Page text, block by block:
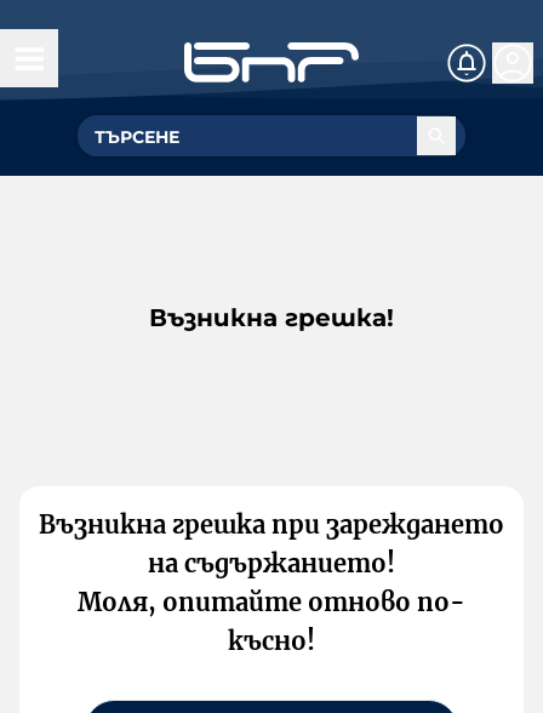
Възникна грешка!
Възникна грешка при зареждането
на съдържанието!
Моля, опитайте отново по-
късно!